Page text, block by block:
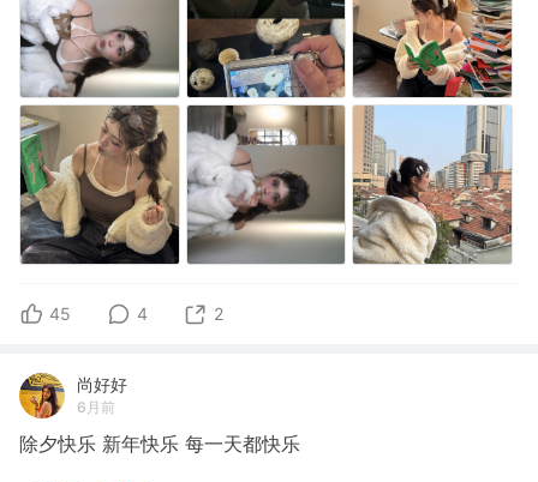
45 4 2
尚好好
6月前
除夕快乐 新年快乐 每一天都快乐